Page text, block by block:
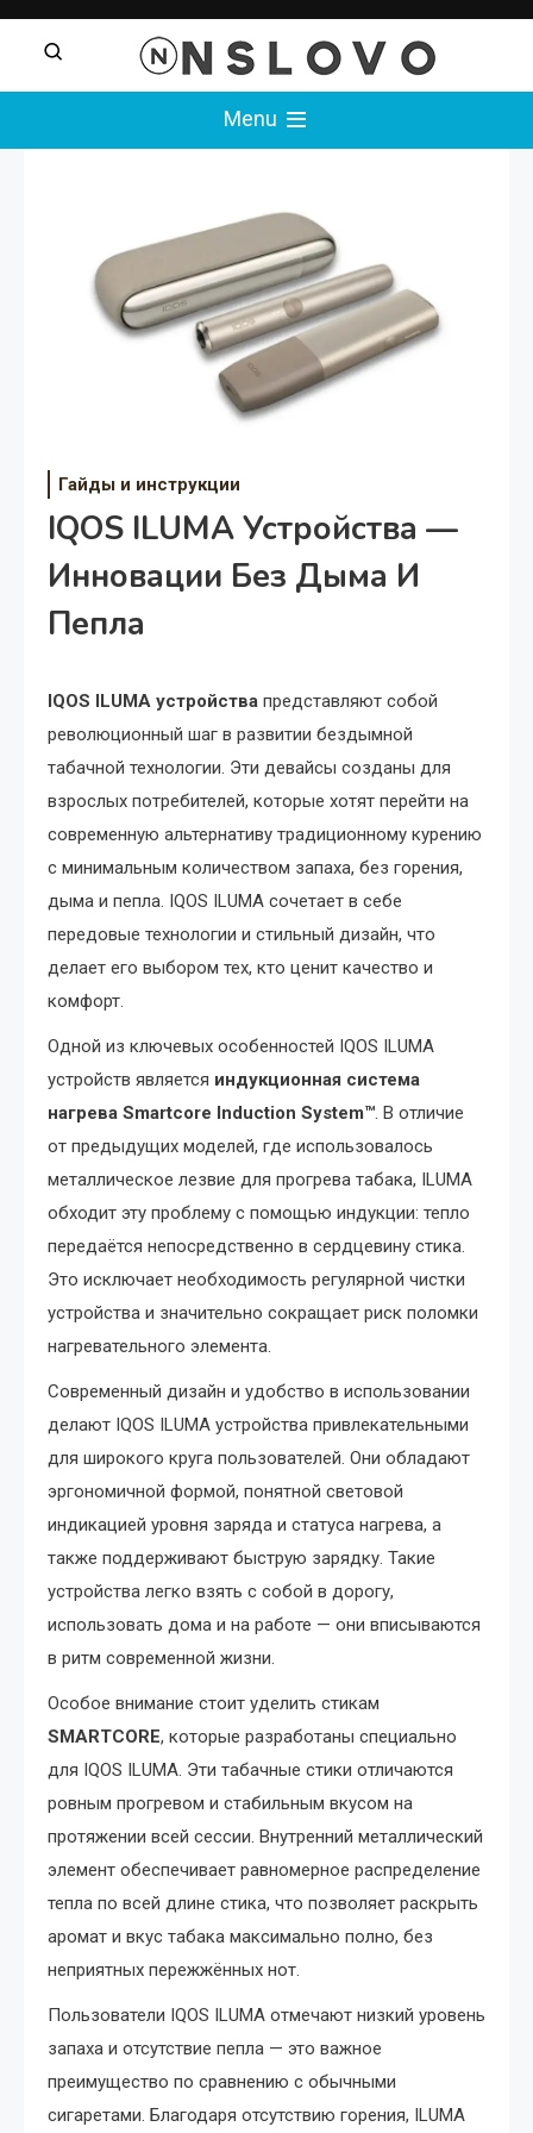
Перейти
nslovo
Menu
Гайды и инструкции
IQOS ILUMA Устройства —
Инновации Без Дыма И
Пепла
IQOS ILUMA устройства представляют собой
революционный шаг в развитии бездымной
табачной технологии. Эти девайсы созданы для
взрослых потребителей, которые хотят перейти на
современную альтернативу традиционному курению
с минимальным количеством запаха, без горения,
дыма и пепла. IQOS ILUMA сочетает в себе
передовые технологии и стильный дизайн, что
делает его выбором тех, кто ценит качество и
комфорт.
Одной из ключевых особенностей IQOS ILUMA
устройств является индукционная система
нагрева Smartcore Induction System™. В отличие
от предыдущих моделей, где использовалось
металлическое лезвие для прогрева табака, ILUMA
обходит эту проблему с помощью индукции: тепло
передаётся непосредственно в сердцевину стика.
Это исключает необходимость регулярной чистки
устройства и значительно сокращает риск поломки
нагревательного элемента.
Современный дизайн и удобство в использовании
делают IQOS ILUMA устройства привлекательными
для широкого круга пользователей. Они обладают
эргономичной формой, понятной световой
индикацией уровня заряда и статуса нагрева, а
также поддерживают быструю зарядку. Такие
устройства легко взять с собой в дорогу,
использовать дома и на работе — они вписываются
в ритм современной жизни.
Особое внимание стоит уделить стикам
SMARTCORE, которые разработаны специально
для IQOS ILUMA. Эти табачные стики отличаются
ровным прогревом и стабильным вкусом на
протяжении всей сессии. Внутренний металлический
элемент обеспечивает равномерное распределение
тепла по всей длине стика, что позволяет раскрыть
аромат и вкус табака максимально полно, без
неприятных пережжённых нот.
Пользователи IQOS ILUMA отмечают низкий уровень
запаха и отсутствие пепла — это важное
преимущество по сравнению с обычными
сигаретами. Благодаря отсутствию горения, ILUMA